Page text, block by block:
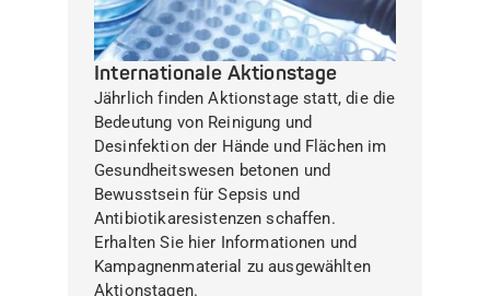
Internationale Aktionstage
Jährlich finden Aktionstage statt, die die
Bedeutung von Reinigung und
Desinfektion der Hände und Flächen im
Gesundheitswesen betonen und
Bewusstsein für Sepsis und
Antibiotikaresistenzen schaffen.
Erhalten Sie hier Informationen und
Kampagnenmaterial zu ausgewählten
Aktionstagen.